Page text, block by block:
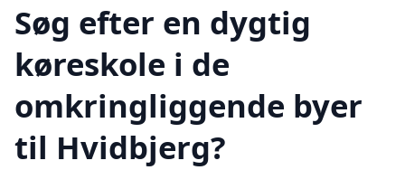
Søg efter en dygtig
køreskole i de
omkringliggende byer
til Hvidbjerg?